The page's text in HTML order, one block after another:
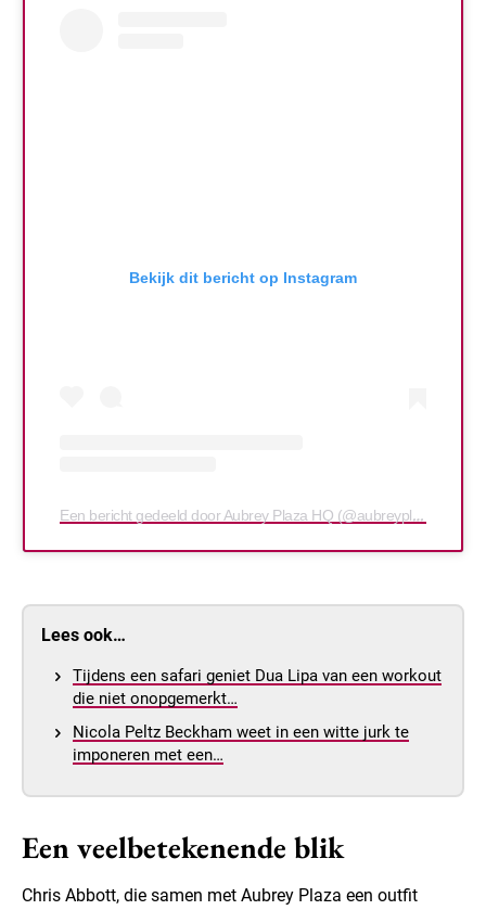
Bekijk dit bericht op Instagram
Een bericht gedeeld door Aubrey Plaza HQ (@aubreyplazahq)
Lees ook…
Tijdens een safari geniet Dua Lipa van een workout
die niet onopgemerkt…
Nicola Peltz Beckham weet in een witte jurk te
imponeren met een…
Een veelbetekenende blik
Chris Abbott, die samen met Aubrey Plaza een outfit